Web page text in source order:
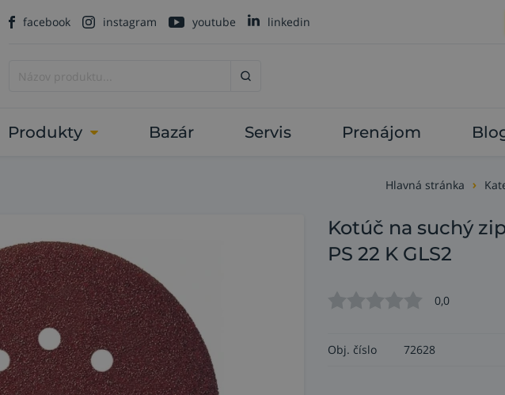
facebook instagram youtube linkedin
Produkty Bazár Servis Prenájom
Hlavná stránka
Kotúč na suchý
PS 22 K GLS2
0,0
Obj. číslo 72628